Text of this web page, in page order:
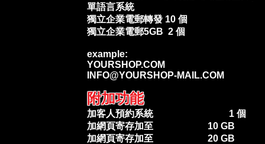
單語言系統
獨立企業電郵轉發 10 個
獨立企業電郵5GB 2 個
example:
YOURSHOP.COM
INFO@YOURSHOP-MAIL.COM
附加功能
加客人預約系
加網頁寄存加至
加網頁寄存加至 20 GB